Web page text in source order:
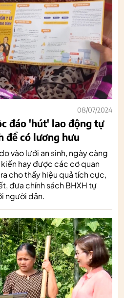
08/07/2024
đáo 'hút' lao động tự
để có lương hưu
vào lưới an sinh, ngày càng
hay được các cơ quan
cho thấy hiệu quả tích cực,
đưa chính sách BHXH tự
người dân.